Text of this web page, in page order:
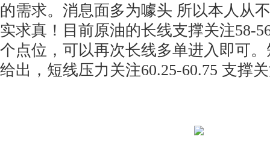
的需求。消息面多为噱头 所以本人从
实求真！目前原油的长线支撑关注58-
个点位，可以再次长线多单进入即可
给出，短线压力关注60.25-60.75 支撑